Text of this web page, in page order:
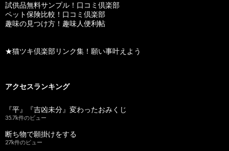
試供品無料サンプル！口コミ倶楽部
ペット保険比較！口コミ倶楽部
趣味の見つけ方！趣味人便利帖
★猫ツキ倶楽部リンク集！願い事叶えよう
アクセスランキング
『平』『吉凶未分』変わったおみくじ
35.7k件のビュー
断ち物で願掛けをする
27k件のビュー